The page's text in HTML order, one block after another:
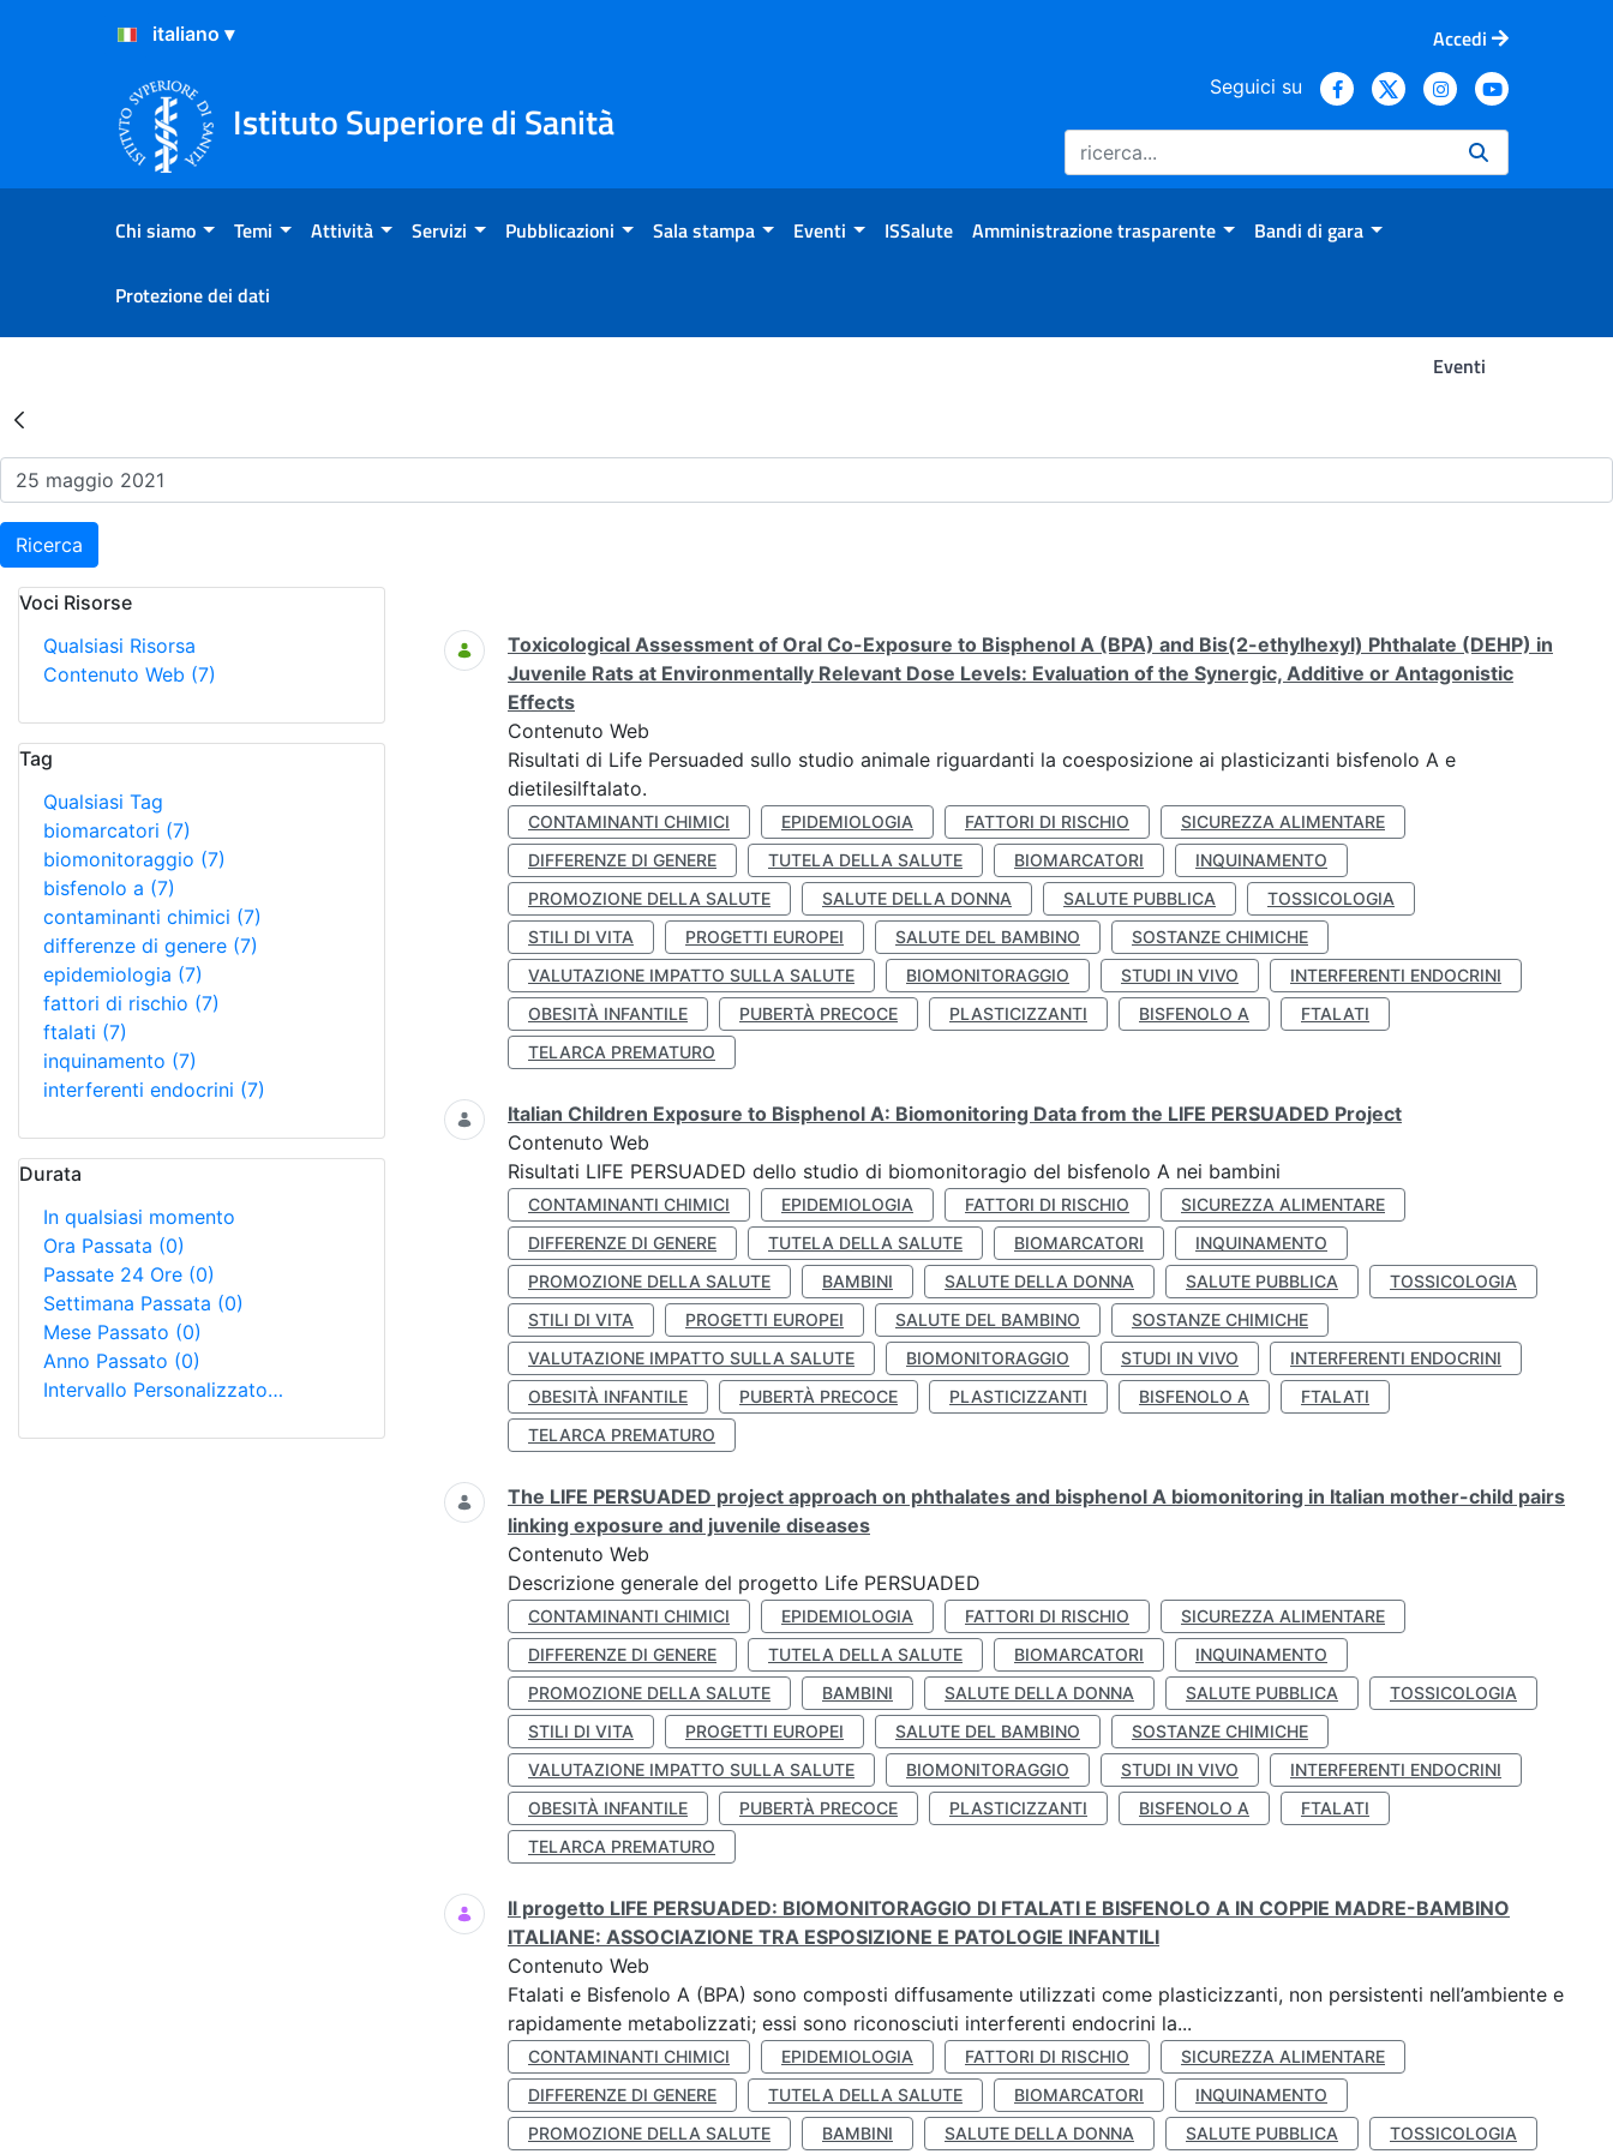
Salta al Contenuto
Salta al Footer
Accedi
Istituto Superiore di Sanità
Seguici su
Chi siamo Temi Attività Servizi Pubblicazioni Sala stampa Eventi ISSalute Amministrazione trasparente Bandi di gara
Protezione dei dati
Eventi
Risultati della Ricerca - Eventi
Ricerca
Voci Risorse
Qualsiasi Risorsa
Contenuto Web (7)
Tag
Qualsiasi Tag
biomarcatori (7)
biomonitoraggio (7)
bisfenolo a (7)
contaminanti chimici (7)
differenze di genere (7)
epidemiologia (7)
fattori di rischio (7)
ftalati (7)
inquinamento (7)
interferenti endocrini (7)
Durata
In qualsiasi momento
Ora Passata (0)
Passate 24 Ore (0)
Settimana Passata (0)
Mese Passato (0)
Anno Passato (0)
Intervallo Personalizzato…
Ricerca
Toxicological Assessment of Oral Co-Exposure to Bisphenol A (BPA) and Bis(2-ethylhexyl) Phthalate (DEHP) in
Juvenile Rats at Environmentally Relevant Dose Levels: Evaluation of the Synergic, Additive or Antagonistic
Effects
Contenuto Web
Risultati di Life Persuaded sullo studio animale riguardanti la coesposizione ai plasticizanti bisfenolo A e
dietilesilftalato.
CONTAMINANTI CHIMICI EPIDEMIOLOGIA FATTORI DI RISCHIO
SICUREZZA ALIMENTARE
DIFFERENZE DI GENERE
TUTELA DELLA SALUTE BIOMARCATORI
INQUINAMENTO
PROMOZIONE DELLA SALUTE
SALUTE DELLA DONNA SALUTE PUBBLICA
TOSSICOLOGIA
STILI DI VITA
PROGETTI EUROPEI SALUTE DEL BAMBINO
SOSTANZE CHIMICHE
VALUTAZIONE IMPATTO SULLA SALUTE
BIOMONITORAGGIO STUDI IN VIVO
INTERFERENTI ENDOCRINI
OBESITÀ INFANTILE
PUBERTÀ PRECOCE PLASTICIZZANTI BISFENOLO A
FTALATI
TELARCA PREMATURO
Italian Children Exposure to Bisphenol A: Biomonitoring Data from the LIFE PERSUADED Project
Contenuto Web
Risultati LIFE PERSUADED dello studio di biomonitoragio del bisfenolo A nei bambini
CONTAMINANTI CHIMICI EPIDEMIOLOGIA FATTORI DI RISCHIO
SICUREZZA ALIMENTARE
DIFFERENZE DI GENERE
TUTELA DELLA SALUTE BIOMARCATORI
INQUINAMENTO
PROMOZIONE DELLA SALUTE
BAMBINI SALUTE DELLA DONNA SALUTE PUBBLICA
TOSSICOLOGIA
STILI DI VITA
PROGETTI EUROPEI SALUTE DEL BAMBINO
SOSTANZE CHIMICHE
VALUTAZIONE IMPATTO SULLA SALUTE
BIOMONITORAGGIO STUDI IN VIVO
INTERFERENTI ENDOCRINI
OBESITÀ INFANTILE
PUBERTÀ PRECOCE PLASTICIZZANTI BISFENOLO A
FTALATI
TELARCA PREMATURO
The LIFE PERSUADED project approach on phthalates and bisphenol A biomonitoring in Italian mother-child pairs
linking exposure and juvenile diseases
Contenuto Web
Descrizione generale del progetto Life PERSUADED
CONTAMINANTI CHIMICI EPIDEMIOLOGIA FATTORI DI RISCHIO
SICUREZZA ALIMENTARE
DIFFERENZE DI GENERE
TUTELA DELLA SALUTE BIOMARCATORI
INQUINAMENTO
PROMOZIONE DELLA SALUTE
BAMBINI SALUTE DELLA DONNA SALUTE PUBBLICA
TOSSICOLOGIA
STILI DI VITA
PROGETTI EUROPEI SALUTE DEL BAMBINO
SOSTANZE CHIMICHE
VALUTAZIONE IMPATTO SULLA SALUTE
BIOMONITORAGGIO STUDI IN VIVO
INTERFERENTI ENDOCRINI
OBESITÀ INFANTILE
PUBERTÀ PRECOCE PLASTICIZZANTI BISFENOLO A
FTALATI
TELARCA PREMATURO
Il progetto LIFE PERSUADED: BIOMONITORAGGIO DI FTALATI E BISFENOLO A IN COPPIE MADRE-BAMBINO
ITALIANE: ASSOCIAZIONE TRA ESPOSIZIONE E PATOLOGIE INFANTILI
Contenuto Web
Ftalati e Bisfenolo A (BPA) sono composti diffusamente utilizzati come plasticizzanti, non persistenti nell’ambiente e
rapidamente metabolizzati; essi sono riconosciuti interferenti endocrini la...
CONTAMINANTI CHIMICI EPIDEMIOLOGIA FATTORI DI RISCHIO
SICUREZZA ALIMENTARE
DIFFERENZE DI GENERE
TUTELA DELLA SALUTE BIOMARCATORI
INQUINAMENTO
PROMOZIONE DELLA SALUTE
BAMBINI SALUTE DELLA DONNA SALUTE PUBBLICA
TOSSICOLOGIA